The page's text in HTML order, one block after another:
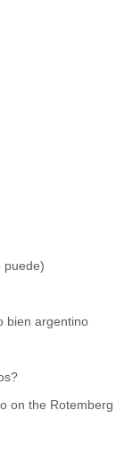
puede)
bien argentino
on the Rotemberg